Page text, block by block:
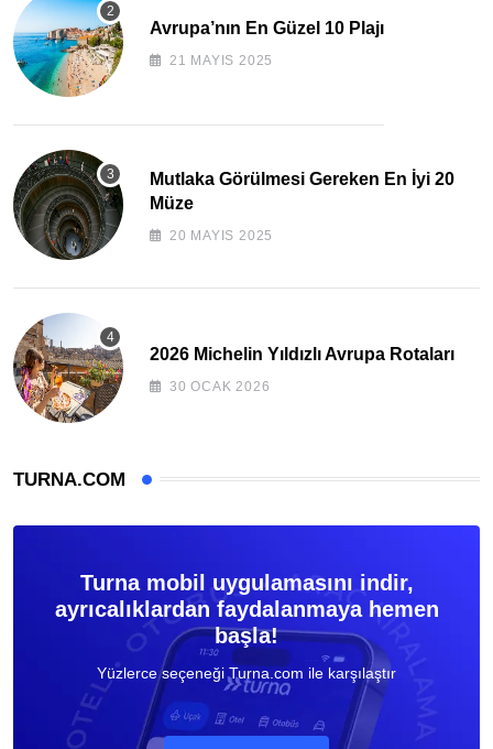
Avrupa’nın En Güzel 10 Plajı
21 MAYIS 2025
Mutlaka Görülmesi Gereken En İyi 20
Müze
20 MAYIS 2025
2026 Michelin Yıldızlı Avrupa Rotaları
30 OCAK 2026
TURNA.COM
Turna mobil uygulamasını indir,
ayrıcalıklardan faydalanmaya hemen
başla!
Yüzlerce seçeneği Turna.com ile karşılaştır